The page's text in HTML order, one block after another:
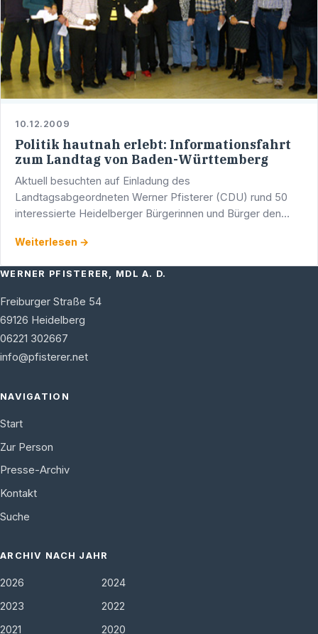
10.12.2009
Politik hautnah erlebt: Informationsfahrt
zum Landtag von Baden-Württemberg
Aktuell besuchten auf Einladung des
Landtagsabgeordneten Werner Pfisterer (CDU) rund 50
interessierte Heidelberger Bürgerinnen und Bürger den
Weiterlesen →
WERNER PFISTERER, MDL A. D.
Freiburger Straße 54
69126 Heidelberg
06221 302667
info@pfisterer.net
NAVIGATION
Start
Zur Person
Presse-Archiv
Kontakt
Suche
ARCHIV NACH JAHR
2026
2024
2023
2022
2021
2020